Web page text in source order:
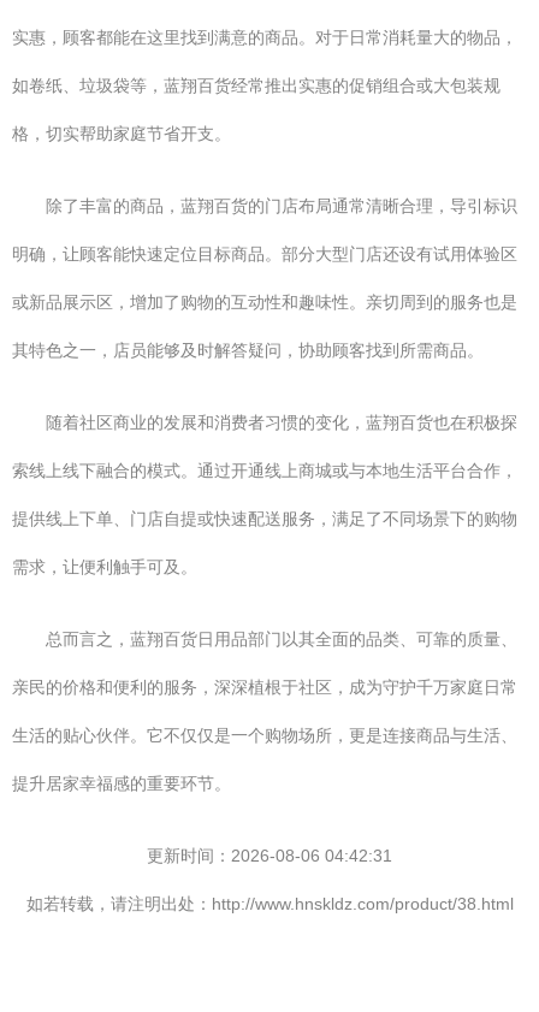
实惠，顾客都能在这里找到满意的商品。对于日常消耗量大的物品，
如卷纸、垃圾袋等，蓝翔百货经常推出实惠的促销组合或大包装规
格，切实帮助家庭节省开支。
除了丰富的商品，蓝翔百货的门店布局通常清晰合理，导引标识
明确，让顾客能快速定位目标商品。部分大型门店还设有试用体验区
或新品展示区，增加了购物的互动性和趣味性。亲切周到的服务也是
其特色之一，店员能够及时解答疑问，协助顾客找到所需商品。
随着社区商业的发展和消费者习惯的变化，蓝翔百货也在积极探
索线上线下融合的模式。通过开通线上商城或与本地生活平台合作，
提供线上下单、门店自提或快速配送服务，满足了不同场景下的购物
需求，让便利触手可及。
总而言之，蓝翔百货日用品部门以其全面的品类、可靠的质量、
亲民的价格和便利的服务，深深植根于社区，成为守护千万家庭日常
生活的贴心伙伴。它不仅仅是一个购物场所，更是连接商品与生活、
提升居家幸福感的重要环节。
更新时间：2026-08-06 04:42:31
如若转载，请注明出处：http://www.hnskldz.com/product/38.html